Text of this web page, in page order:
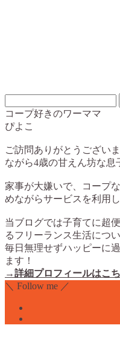
コープ好きのワーママ
ぴよこ
ご訪問ありがとうござい
ながら4歳の甘えん坊な息
家事が大嫌いで、コープ
めながらサービスを利用し
当ブログでは子育てに超
るフリーランス生活につ
毎日無理せずハッピーに
ます！
→詳細プロフィールはこ
＼ Follow me ／